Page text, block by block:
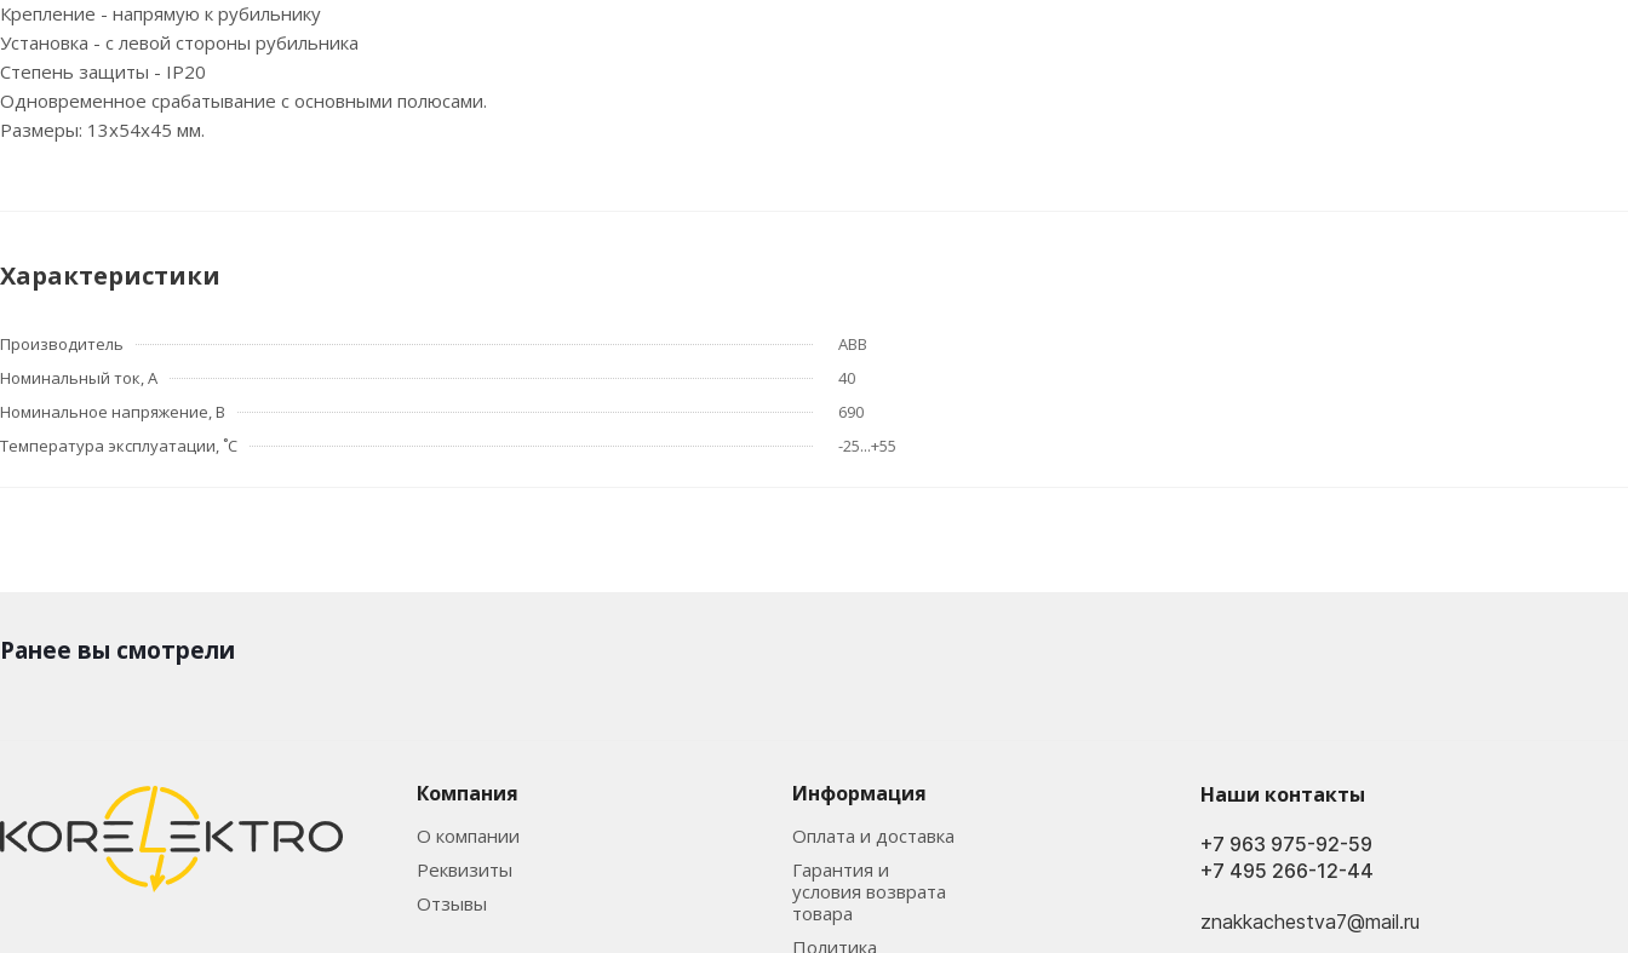
Крепление - напрямую к рубильнику
Установка - с левой стороны рубильника
Степень защиты - IP20
Одновременное срабатывание с основными полюсами.
Размеры: 13x54x45 мм.
Характеристики
Производитель
ABB
Номинальный ток, А
40
Номинальное напряжение, В
690
Температура эксплуатации, ˚С
-25...+55
Ранее вы смотрели
Компания
О компании
Реквизиты
Отзывы
Информация
Оплата и доставка
Гарантия и
условия возврата
товара
Политика
Наши контакты
+7 495 266-12-44
+7 963 975-92-59
znakkachestva7@mail.ru